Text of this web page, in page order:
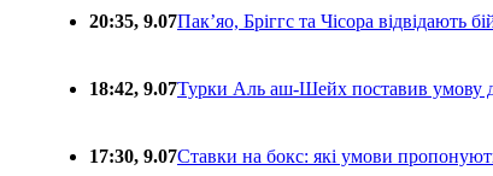
20:35, 9.07Пакʼяо, Бріггс та Чісора відвідають
18:42, 9.07Турки Аль аш-Шейх поставив умову
17:30, 9.07Ставки на бокс: які умови